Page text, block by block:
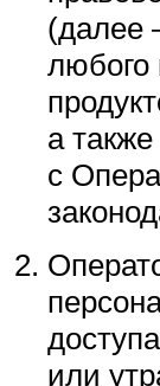
(далее
любого
а
с
или